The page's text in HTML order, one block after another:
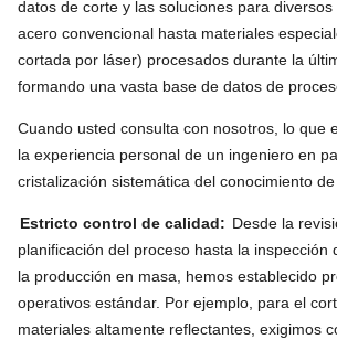
datos de corte y las soluciones para
acero convencional hasta materiales
cortada por láser) procesados ​​durante la
formando una vasta base de datos de
Cuando usted consulta con nosotros, lo que
la experiencia personal de un ingeniero en
cristalización sistemática del conocimiento
Estricto control de calidad: Desde la
planificación del proceso hasta la inspección
la producción en masa, hemos establecido
operativos estándar. Por ejemplo, para el
materiales altamente reflectantes, exigimos